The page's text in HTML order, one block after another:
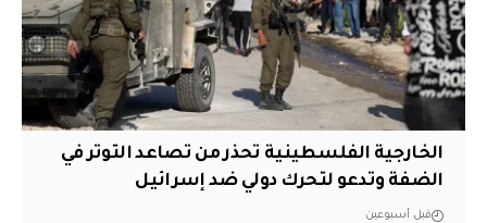
الخارجية الفلسطينية تحذر من تصاعد التوتر في
الضفة وتدعو لتحرك دولي ضد إسرائيل
قبل أسبوعين